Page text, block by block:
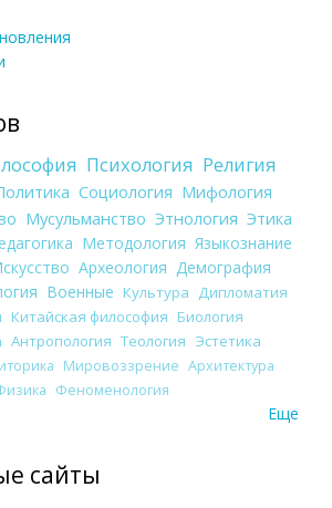
Психология Религия
Социология Мифология
Мусульманство Этнология Этика
Методология Языкознание
Археология Демография
Военные Культура
Дипломатия
Китайская философия Биология
Антропология Теология Эстетика
Мировоззрение Архитектура
Феноменология
Еще
сайты